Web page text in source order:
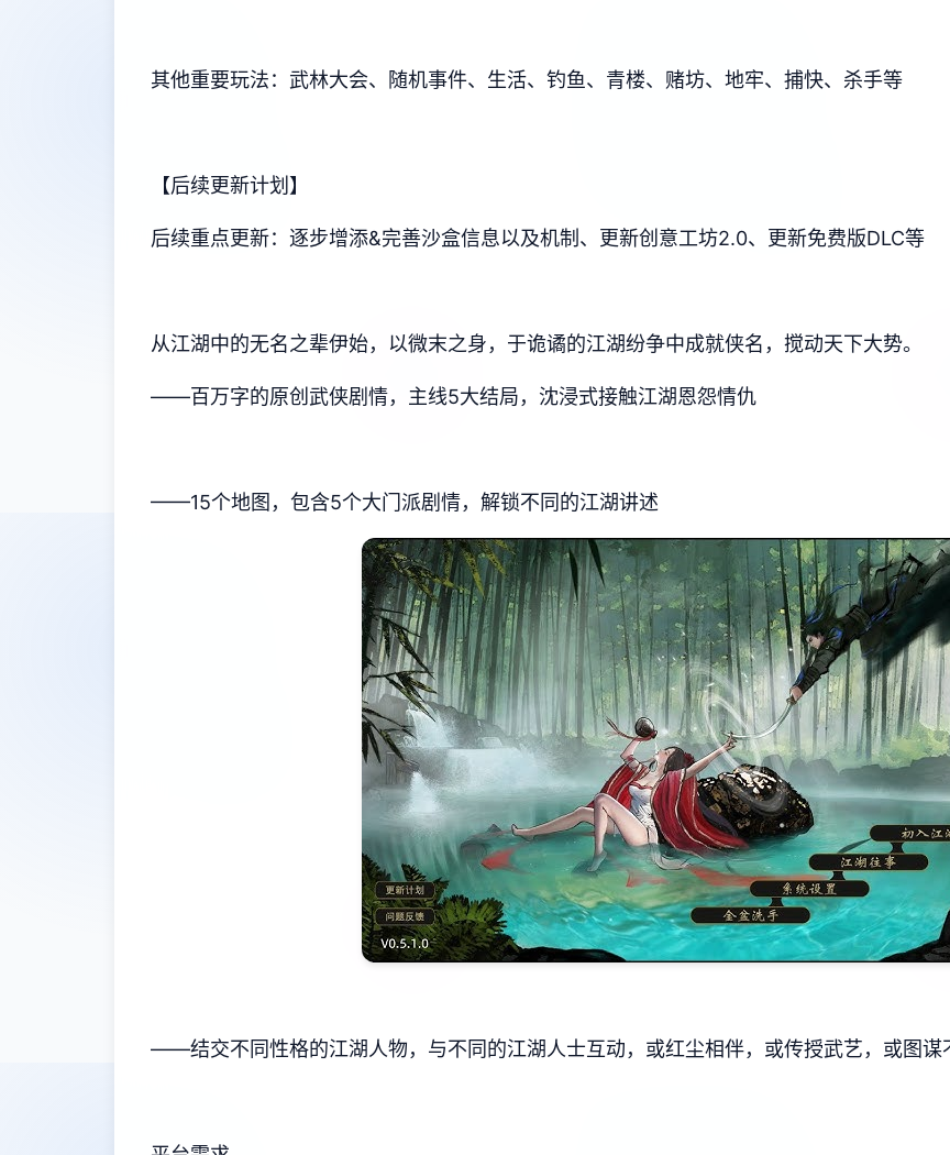
其他重要玩法：武林大会、随机事件、生活、钓鱼、青楼、赌坊、地牢、捕快、杀手等
【后续更新计划】
后续重点更新：逐步增添&完善沙盒信息以及机制、更新创意工坊2.0、更新免费版DLC等
从江湖中的无名之辈伊始，以微末之身，于诡谲的江湖纷争中成就侠名，搅动天下大势。
——百万字的原创武侠剧情，主线5大结局，沈浸式接触江湖恩怨情仇
——15个地图，包含5个大门派剧情，解锁不同的江湖讲述
——结交不同性格的江湖人物，与不同的江湖人士互动，或红尘相伴，或传授武艺，或图谋